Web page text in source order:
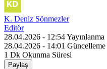
K. Deniz Sönmezler
Editör
28.04.2026 - 12:54Yayınlanma
28.04.2026 - 14:01 Güncelleme
1 Dk Okunma Süresi
Paylaş